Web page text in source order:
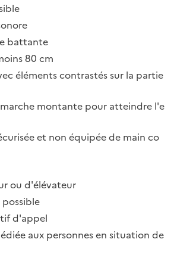
battante
80 cm
éléments contrastés sur la partie
marche montante pour atteindre l'e
et non équipée de main co
ou d'élévateur
d'appel
aux personnes en situation de